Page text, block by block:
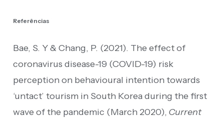
Referências
Bae, S. Y & Chang, P. (2021). The effect of
coronavirus disease-19 (COVID-19) risk
perception on behavioural intention towards
‘untact’ tourism in South Korea during the first
wave of the pandemic (March 2020), Current